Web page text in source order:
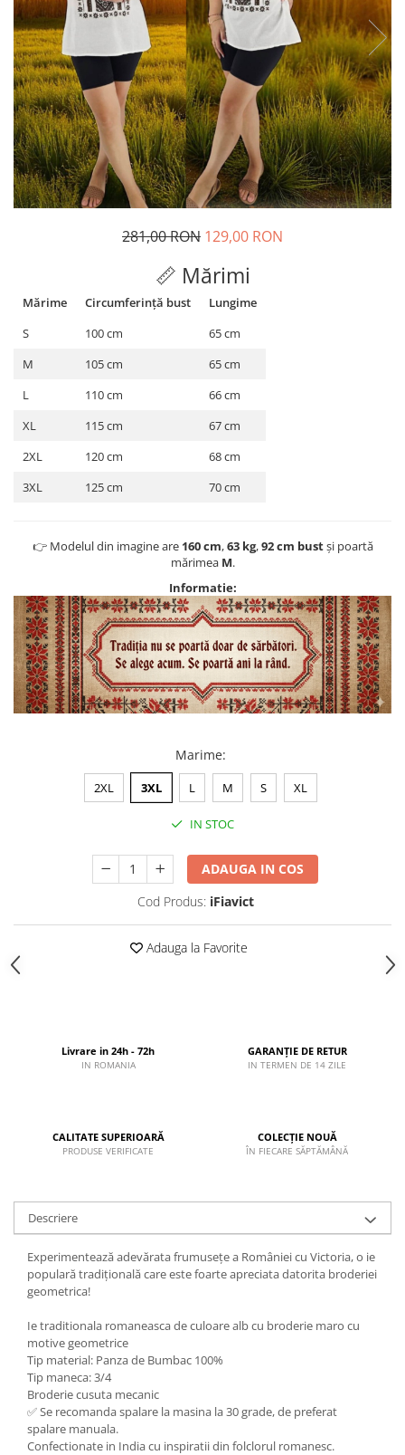
Tricouri
Treninguri
Ii traditionale
Rochii traditionale
Rochii Elegante
Costume populare
Fote & Catrinte
Jucarii
281,00 RON 129,00 RON
📏 Mărimi
Mărime Circumferință bust
Lungime
S
100 cm
65 cm
M
105 cm
65 cm
L
110 cm
66 cm
XL
115 cm
67 cm
2XL
120 cm
68 cm
3XL
125 cm 70 cm
👉 Modelul din imagine are 160 cm,63 kg,92 cm bustși poartă
mărimea M.
Informatie:
Marime:
2XL 3XL L M S XL
IN STOC
ADAUGA IN COS
Cod Produs: iFiavict
Adauga la Favorite
Livrare in 24h - 72h
IN ROMANIA
GARANȚIE DE RETUR
IN TERMEN DE 14 ZILE
CALITATE SUPERIOARĂ
PRODUSE VERIFICATE
COLECȚIE NOUĂ
ÎN FIECARE SĂPTĂMÂNĂ
Descriere
Experimentează adevărata frumusețe a României cu Victoria, o ie
populară tradițională care este foarte apreciata datorita broderiei
geometrica!
Ie traditionala romaneasca de culoare alb cu broderie maro cu
motive geometrice
Tip material: Panza de Bumbac 100%
Tip maneca: 3/4
Broderie cusuta mecanic
✅ Se recomanda spalare la masina la 30 grade, de preferat
spalare manuala.
Confectionate in India cu inspiratii din folclorul romanesc.